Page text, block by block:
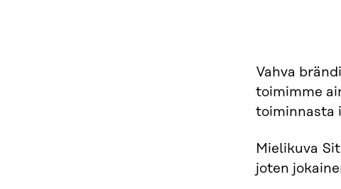
Vahva
toimimme
toiminnasta
Mielikuva
joten